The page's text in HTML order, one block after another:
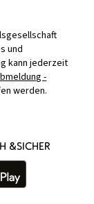
und
kann jederzeit
-
werden.
&SICHER